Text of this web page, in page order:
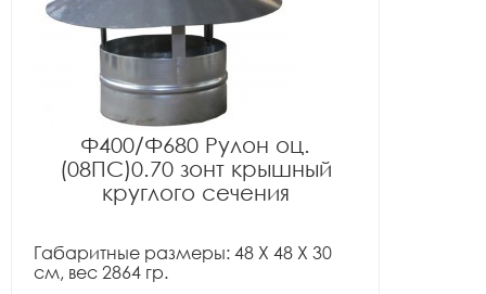
Ф400/Ф680 Рулон оц.
(08ПС)0.70 зонт крышный
круглого сечения
Габаритные размеры: 48 X 48 X 30
см, вес 2864 гр.